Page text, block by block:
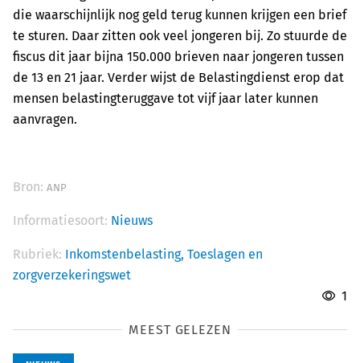
die waarschijnlijk nog geld terug kunnen krijgen een brief
te sturen. Daar zitten ook veel jongeren bij. Zo stuurde de
fiscus dit jaar bijna 150.000 brieven naar jongeren tussen
de 13 en 21 jaar. Verder wijst de Belastingdienst erop dat
mensen belastingteruggave tot vijf jaar later kunnen
aanvragen.
Bron: ANP
Informatiesoort: Nieuws
Rubriek: Inkomstenbelasting, Toeslagen en
zorgverzekeringswet
1
MEEST GELEZEN